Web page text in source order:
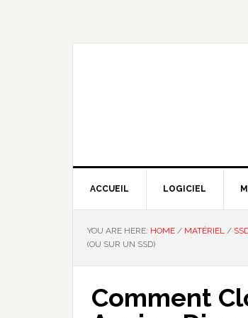
ACCUEIL LOGICIEL
YOU ARE HERE: HOME / MATÉRIEL /
(OU SUR UN SSD)
Comment